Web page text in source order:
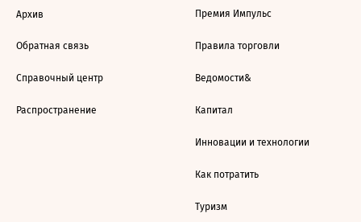
Архив
Обратная связь
Справочный центр
Распространение
Премия Импульс
Правила торговли
Ведомости&
Капитал
Инновации и технологии
Как потратить
Туризм